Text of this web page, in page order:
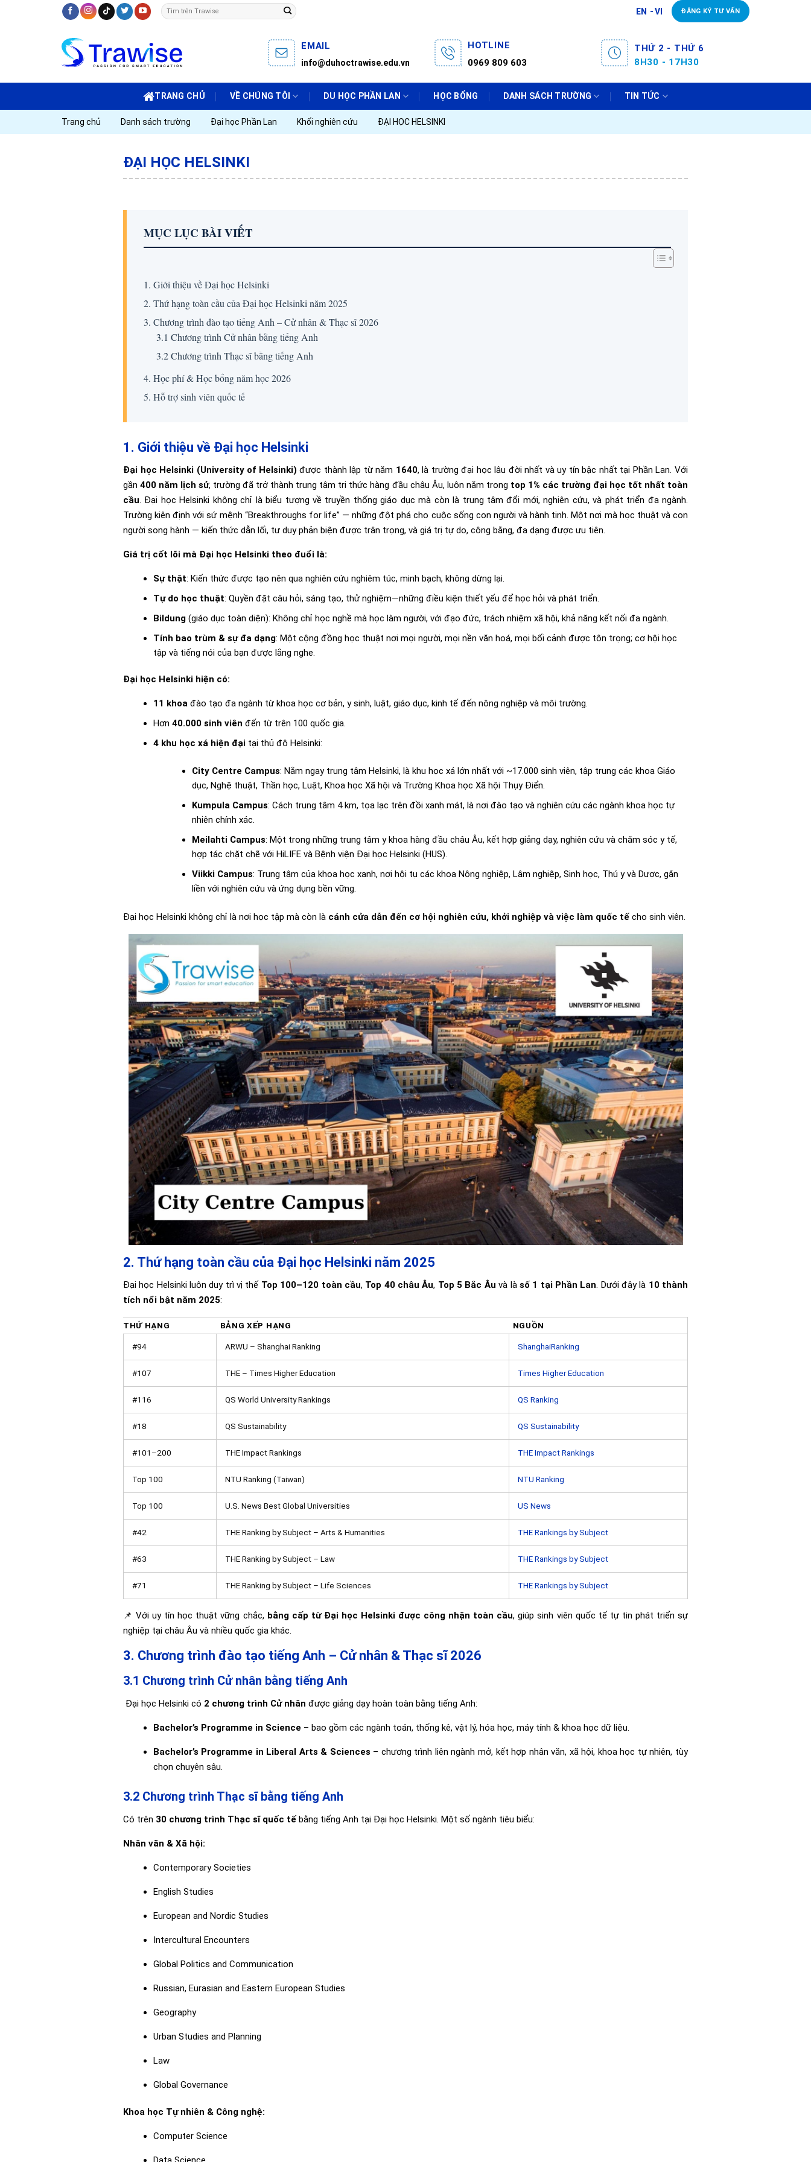
EN VI ĐĂNG KÝ TƯ VẤN
EMAIL
info@duhoctrawise.edu.vn
HOTLINE
0969 809 603
THỨ 2 - THỨ 6
8H30 - 17H30
TRANG CHỦ VỀ CHÚNG TÔI DU HỌC PHẦN LAN HỌC BỔNG DANH SÁCH TRƯỜNG TIN TỨC
Trang chủ Danh sách trường Đại học Phần Lan Khối nghiên cứu ĐẠI HỌC HELSINKI
ĐẠI HỌC HELSINKI
MỤC LỤC BÀI VIẾT
1. Giới thiệu về Đại học Helsinki
2. Thứ hạng toàn cầu của Đại học Helsinki năm 2025
3. Chương trình đào tạo tiếng Anh – Cử nhân & Thạc sĩ 2026
3.1 Chương trình Cử nhân bằng tiếng Anh
3.2 Chương trình Thạc sĩ bằng tiếng Anh
4. Học phí & Học bổng năm học 2026
5. Hỗ trợ sinh viên quốc tế
1. Giới thiệu về Đại học Helsinki
Đại học Helsinki (University of Helsinki) được thành lập từ năm 1640, là trường đại học lâu đời nhất và uy tín bậc nhất tại Phần Lan. Với
gần400 năm lịch sử, trường đã trở thành trung tâm tri thức hàng đầu châu Âu, luôn nằm trong top 1% các trường đại học tốt nhất toàn
cầu . Đại học Helsinki không chỉ là biểu tượng về truyền thống giáo dục mà còn là trung tâm đổi mới, nghiên cứu, và phát triển đa ngành.
Trường kiên định với sứ mệnh “Breakthroughs for life” — những đột phá cho cuộc sống con người và hành tinh. Một nơi mà học thuật và con
người song hành — kiến thức dẫn lối, tư duy phản biện được trân trọng, và giá trị tự do, công bằng, đa dạng được ưu tiên.
Giá trị cốt lõi mà Đại học Helsinki theo đuổi là:
Sự thật: Kiến thức được tạo nên qua nghiên cứu nghiêm túc, minh bạch, không dừng lại.
Tự do học thuật: Quyền đặt câu hỏi, sáng tạo, thử nghiệm—những điều kiện thiết yếu để học hỏi và phát triển.
Bildung(giáo dục toàn diện): Không chỉ học nghề mà học làm người, với đạo đức, trách nhiệm xã hội, khả năng kết nối đa ngành.
Tính bao trùm & sự đa dạng: Một cộng đồng học thuật nơi mọi người, mọi nền văn hoá, mọi bối cảnh được tôn trọng; cơ hội học
tập và tiếng nói của bạn được lắng nghe.
Đại học Helsinki hiện có:
11 khoa đào tạo đa ngành từ khoa học cơ bản, y sinh, luật, giáo dục, kinh tế đến nông nghiệp và môi trường.
Hơn 40.000 sinh viên đến từ trên 100 quốc gia.
4 khu học xá hiện đạitại thủ đô Helsinki:
City Centre Campus: Nằm ngay trung tâm Helsinki, là khu học xá lớn nhất với ~17.000 sinh viên, tập trung các khoa Giáo
dục, Nghệ thuật, Thần học, Luật, Khoa học Xã hội và Trường Khoa học Xã hội Thụy Điển.
Kumpula Campus: Cách trung tâm 4 km, tọa lạc trên đồi xanh mát, là nơi đào tạo và nghiên cứu các ngành khoa học tự
nhiên chính xác.
Meilahti Campus: Một trong những trung tâm y khoa hàng đầu châu Âu, kết hợp giảng dạy, nghiên cứu và chăm sóc y tế,
hợp tác chặt chẽ với HiLIFE và Bệnh viện Đại học Helsinki (HUS).
Viikki Campus: Trung tâm của khoa học xanh, nơi hội tụ các khoa Nông nghiệp, Lâm nghiệp, Sinh học, Thú y và Dược, gắn
liền với nghiên cứu và ứng dụng bền vững.
Đại học Helsinki không chỉ là nơi học tập mà còn là cánh cửa dẫn đến cơ hội nghiên cứu, khởi nghiệp và việc làm quốc tế cho sinh viên.
2. Thứ hạng toàn cầu của Đại học Helsinki năm 2025
Đại học Helsinki luôn duy trì vị thế Top 100–120 toàn cầu, Top 40 châu Âu, Top 5 Bắc Âu và là số 1 tại Phần Lan. Dưới đây là 10 thành
tích nổi bật năm 2025:
THỨ HẠNG BẢNG XẾP HẠNG NGUỒN
#94 ARWU – Shanghai Ranking ShanghaiRanking
#107 THE – Times Higher Education Times Higher Education
#116 QS World University Rankings QS Ranking
#18 QS Sustainability QS Sustainability
#101–200 THE Impact Rankings THE Impact Rankings
Top 100 NTU Ranking (Taiwan) NTU Ranking
Top 100 U.S. News Best Global Universities US News
#42 THE Ranking by Subject – Arts & Humanities THE Rankings by Subject
#63 THE Ranking by Subject – Law THE Rankings by Subject
#71 THE Ranking by Subject – Life Sciences THE Rankings by Subject
📌 Với uy tín học thuật vững chắc, bằng cấp từ Đại học Helsinki được công nhận toàn cầu, giúp sinh viên quốc tế tự tin phát triển sự
nghiệp tại châu Âu và nhiều quốc gia khác.
3. Chương trình đào tạo tiếng Anh – Cử nhân & Thạc sĩ 2026
3.1 Chương trình Cử nhân bằng tiếng Anh
Đại học Helsinki có 2 chương trình Cử nhân được giảng dạy hoàn toàn bằng tiếng Anh:
Bachelor’s Programme in Science – bao gồm các ngành toán, thống kê, vật lý, hóa học, máy tính & khoa học dữ liệu.
Bachelor’s Programme in Liberal Arts & Sciences – chương trình liên ngành mở, kết hợp nhân văn, xã hội, khoa học tự nhiên, tùy
chọn chuyên sâu.
3.2 Chương trình Thạc sĩ bằng tiếng Anh
Có trên 30 chương trình Thạc sĩ quốc tế bằng tiếng Anh tại Đại học Helsinki. Một số ngành tiêu biểu:
Nhân văn & Xã hội:
Contemporary Societies
English Studies
European and Nordic Studies
Intercultural Encounters
Global Politics and Communication
Russian, Eurasian and Eastern European Studies
Geography
Urban Studies and Planning
Law
Global Governance
Khoa học Tự nhiên & Công nghệ:
Computer Science